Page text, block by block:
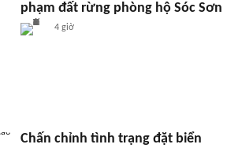
phạm đất rừng phòng hộ Sóc Sơn
4 giờ
Chấn chỉnh tình trạng đặt biển